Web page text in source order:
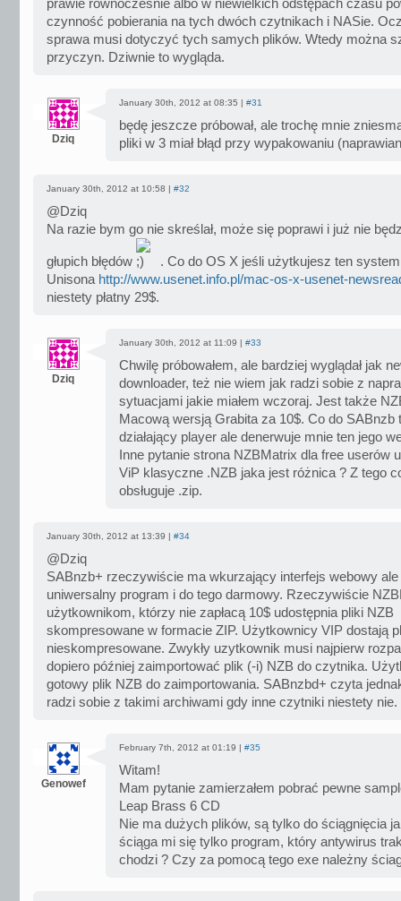
prawie równocześnie albo w niewielkich odstępach czasu
czynność pobierania na tych dwóch czytnikach i NASie.
sprawa musi dotyczyć tych samych plików. Wtedy można
przyczyn. Dziwnie to wygląda.
Dziq
January 30th, 2012 at 08:35 | #31
będę jeszcze próbował, ale trochę mnie
pliki w 3 miał błąd przy wypakowaniu
January 30th, 2012 at 10:58 | #32
@Dziq
Na razie bym go nie skreślał, może się poprawi i już nie
głupich błędów
. Co do OS X jeśli użytkujesz ten
Unisona http://www.usenet.info.pl/mac-os-x-usenet-
niestety płatny 29$.
Dziq
January 30th, 2012 at 11:09 | #33
Chwilę próbowałem, ale bardziej wyglądał jak
downloader, też nie wiem jak radzi sobie z
sytuacjami jakie miałem wczoraj. Jest także
Macową wersją Grabita za 10$. Co do SABnzb
działający player ale denerwuje mnie ten jego
Inne pytanie strona NZBMatrix dla free userów
ViP klasyczne .NZB jaka jest różnica ? Z tego
obsługuje .zip.
January 30th, 2012 at 13:39 | #34
@Dziq
SABnzb+ rzeczywiście ma wkurzający interfejs webowy ale
uniwersalny program i do tego darmowy. Rzeczywiście
użytkownikom, którzy nie zapłacą 10$ udostępnia pliki NZB
skompresowane w formacie ZIP. Użytkownicy VIP dostają
nieskompresowane. Zwykły uzytkownik musi najpierw
dopiero później zaimportować plik (-i) NZB do czytnika.
gotowy plik NZB do zaimportowania. SABnzbd+ czyta
radzi sobie z takimi archiwami gdy inne czytniki niestety nie.
Genowef
February 7th, 2012 at 01:19 | #35
Witam!
Mam pytanie zamierzałem pobrać pewne
Leap Brass 6 CD
Nie ma dużych plików, są tylko do ściągnięcia
ściąga mi się tylko program, który antywirus
chodzi ? Czy za pomocą tego exe należny